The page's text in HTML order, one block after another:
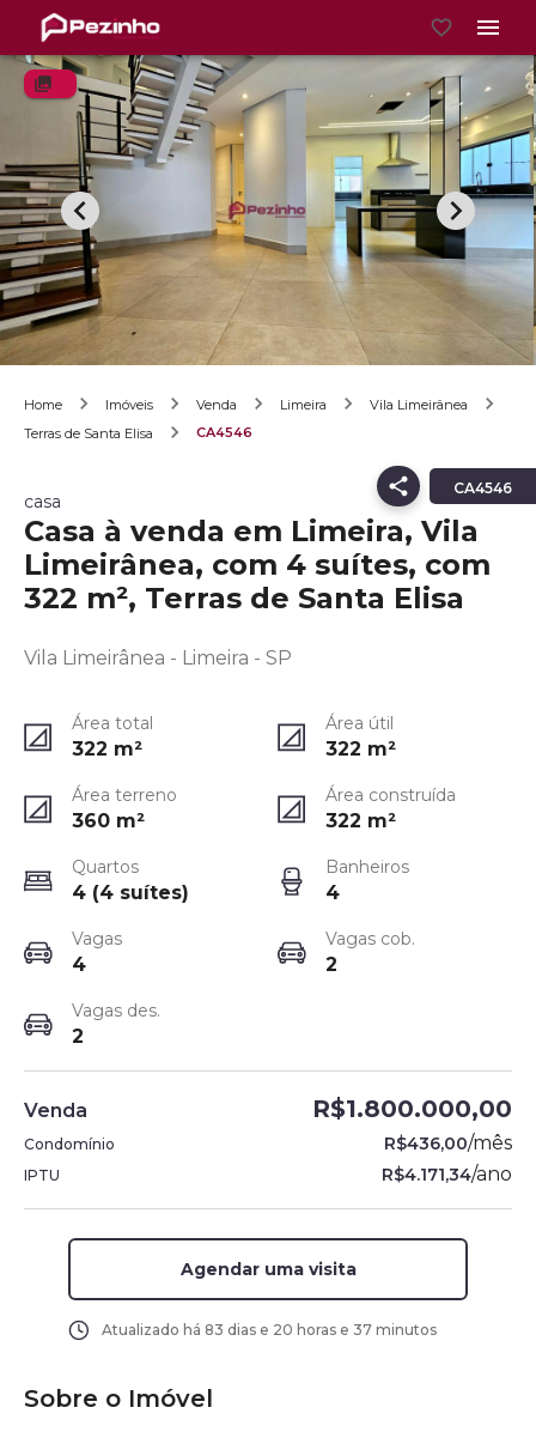
Home Imóveis Venda Limeira
Vila Limeirânea
Terras de Santa Elisa
CA4546
CA4546
casa
Casa à venda em Limeira, Vila
Limeirânea, com 4 suítes, com
322 m², Terras de Santa Elisa
Vila Limeirânea - Limeira - SP
Área total
322 m²
Área útil
322 m²
Área terreno
360 m²
Área construída
322 m²
Quartos
4 (4 suítes)
Banheiros
4
Vagas
4
Vagas cob.
2
Vagas des.
2
Venda R$1.800.000,00
Condomínio R$436,00/mês
IPTU R$4.171,34/ano
Agendar uma visita
Atualizado há 83 dias e 20 horas e 37 minutos
Sobre o Imóvel